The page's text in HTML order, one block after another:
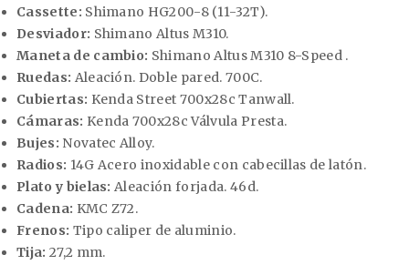
Cassette: Shimano HG200-8 (11-32T).
Desviador: Shimano Altus M310.
Maneta de cambio: Shimano Altus M310 8-Speed .
Ruedas: Aleación. Doble pared. 700C.
Cubiertas: Kenda Street 700x28c Tanwall.
Cámaras: Kenda 700x28c Válvula Presta.
Bujes: Novatec Alloy.
Radios: 14G Acero inoxidable con cabecillas de latón.
Plato y bielas:Aleación forjada. 46d.
Cadena: KMC Z72.
Frenos: Tipo caliper de aluminio.
Tija: 27,2 mm.